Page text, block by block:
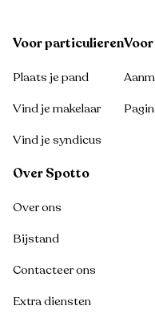
Voor particulieren
Plaats je pand
Vind je makelaar
Vind je syndicus
Over Spotto
Over ons
Bijstand
Contacteer ons
Extra diensten